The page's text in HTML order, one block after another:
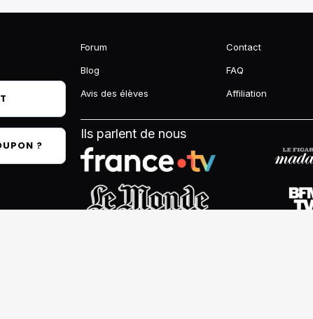
?
Forum
Blog
Avis des élèves
Contact
FAQ
Affiliation
Ils parlent de nous